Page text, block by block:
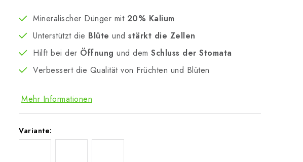
Mineralischer Dünger mit 20% Kalium
Unterstützt die Blüte und stärkt die Zellen
Hilft bei der Öffnung und dem Schluss der Stomata
Verbessert die Qualität von Früchten und Blüten
Mehr Informationen
Variante: